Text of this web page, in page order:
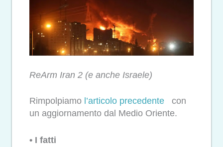
ReArm Iran 2 (e anche Israele)
Rimpolpiamo l’articolo precedente
con
un aggiornamento dal Medio Oriente.
• I fatti